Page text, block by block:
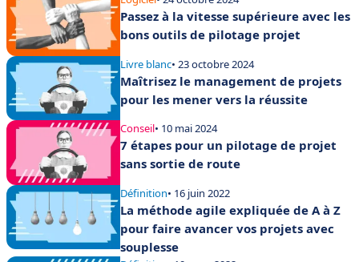
Passez à la vitesse supérieure avec les
bons outils de pilotage projet
Livre blanc• 23 octobre 2024
Maîtrisez le management de projets
pour les mener vers la réussite
Conseil• 10 mai 2024
7 étapes pour un pilotage de projet
sans sortie de route
Définition• 16 juin 2022
La méthode agile expliquée de A à Z
pour faire avancer vos projets avec
souplesse